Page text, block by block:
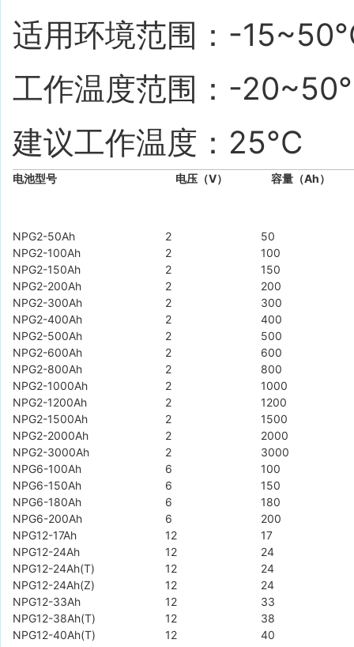
适用环境范围：-
工作温度范围：-
建议工作温度：25°C
电池型号 电压（V） 容量（Ah）
NPG2-50Ah 2
50
NPG2-100Ah
2
100
NPG2-150Ah
2
150
NPG2-200Ah
2
200
NPG2-300Ah
2
300
NPG2-400Ah
2
400
NPG2-500Ah
2
500
NPG2-600Ah
2
600
NPG2-800Ah
2
800
NPG2-1000Ah
2
1000
NPG2-1200Ah
2
1200
NPG2-1500Ah
2
1500
NPG2-2000Ah
2
2000
NPG2-3000Ah
2
3000
NPG6-100Ah
6
100
NPG6-150Ah
6
150
NPG6-180Ah
6
180
NPG6-200Ah
6
200
NPG12-17Ah
12
17
NPG12-24Ah
12
24
NPG12-24Ah(T)
12
24
NPG12-24Ah(Z)
12
24
NPG12-33Ah
12
33
NPG12-38Ah(T)
12
38
NPG12-40Ah(T)
12
40